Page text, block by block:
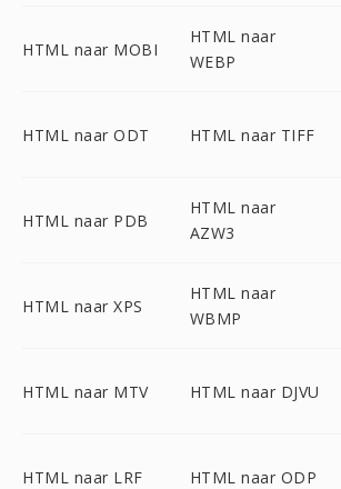
HTML naar MOBI
HTML naar
WEBP
HTML naar ODT HTML naar TIFF
HTML naar PDB
HTML naar
AZW3
HTML naar XPS
HTML naar
WBMP
HTML naar MTV HTML naar DJVU
HTML naar LRF HTML naar ODP